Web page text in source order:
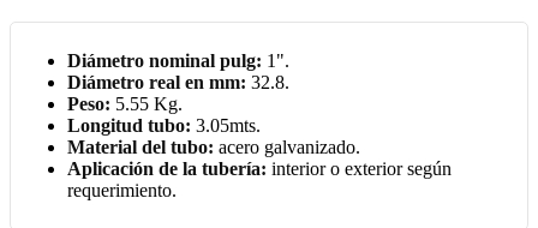
Diámetro nominal pulg: 1".
Diámetro real en mm: 32.8.
Peso: 5.55 Kg.
Longitud tubo: 3.05mts.
Material del tubo: acero galvanizado.
Aplicación de la tubería: interior o exterior según
requerimiento.